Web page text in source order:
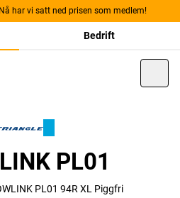
har vi satt ned prisen som medlem!
Bedrift
PL01
PL01 94R XL Piggfri